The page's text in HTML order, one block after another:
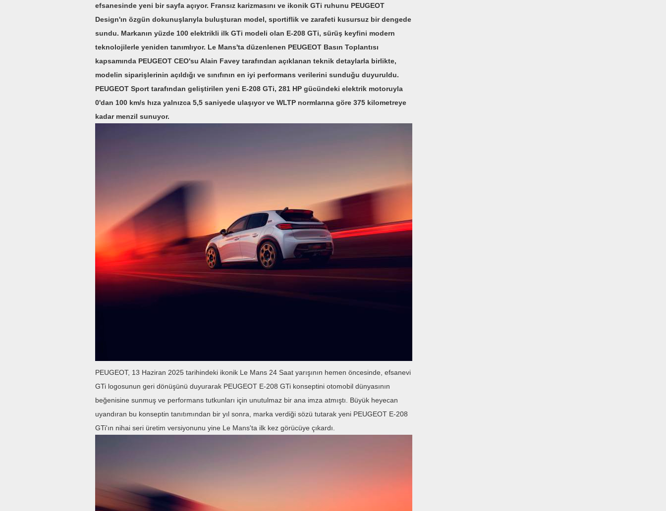
efsanesinde yeni bir sayfa açıyor. Fransız karizmasını ve ikonik GTi ruhunu PEUGEOT
Design'ın özgün dokunuşlarıyla buluşturan model, sportiflik ve zarafeti kusursuz bir dengede
sundu. Markanın yüzde 100 elektrikli ilk GTi modeli olan E-208 GTi, sürüş keyfini modern
teknolojilerle yeniden tanımlıyor. Le Mans'ta düzenlenen PEUGEOT Basın Toplantısı
kapsamında PEUGEOT CEO'su Alain Favey tarafından açıklanan teknik detaylarla birlikte,
modelin siparişlerinin açıldığı ve sınıfının en iyi performans verilerini sunduğu duyuruldu.
PEUGEOT Sport tarafından geliştirilen yeni E-208 GTi, 281 HP gücündeki elektrik motoruyla
0'dan 100 km/s hıza yalnızca 5,5 saniyede ulaşıyor ve WLTP normlarına göre 375 kilometreye
kadar menzil sunuyor.
PEUGEOT, 13 Haziran 2025 tarihindeki ikonik Le Mans 24 Saat yarışının hemen öncesinde, efsanevi
GTi logosunun geri dönüşünü duyurarak PEUGEOT E-208 GTi konseptini otomobil dünyasının
beğenisine sunmuş ve performans tutkunları için unutulmaz bir ana imza atmıştı. Büyük heyecan
uyandıran bu konseptin tanıtımından bir yıl sonra, marka verdiği sözü tutarak yeni PEUGEOT E-208
GTi'ın nihai seri üretim versiyonunu yine Le Mans'ta ilk kez görücüye çıkardı.